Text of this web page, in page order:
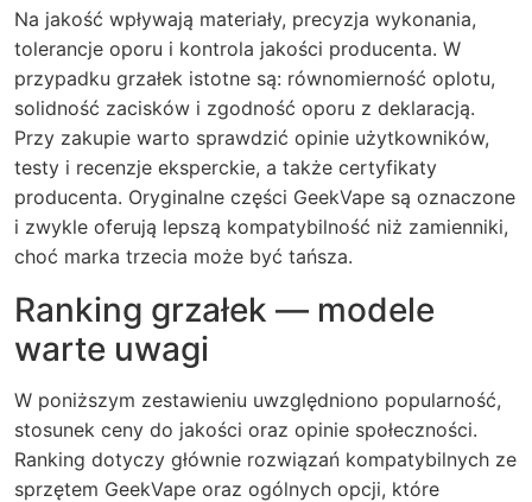
Na jakość wpływają materiały, precyzja wykonania,
tolerancje oporu i kontrola jakości producenta. W
przypadku grzałek istotne są: równomierność oplotu,
solidność zacisków i zgodność oporu z deklaracją.
Przy zakupie warto sprawdzić opinie użytkowników,
testy i recenzje eksperckie, a także certyfikaty
producenta. Oryginalne części GeekVape są oznaczone
i zwykle oferują lepszą kompatybilność niż zamienniki,
choć marka trzecia może być tańsza.
Ranking grzałek — modele
warte uwagi
W poniższym zestawieniu uwzględniono popularność,
stosunek ceny do jakości oraz opinie społeczności.
Ranking dotyczy głównie rozwiązań kompatybilnych ze
sprzętem GeekVape oraz ogólnych opcji, które